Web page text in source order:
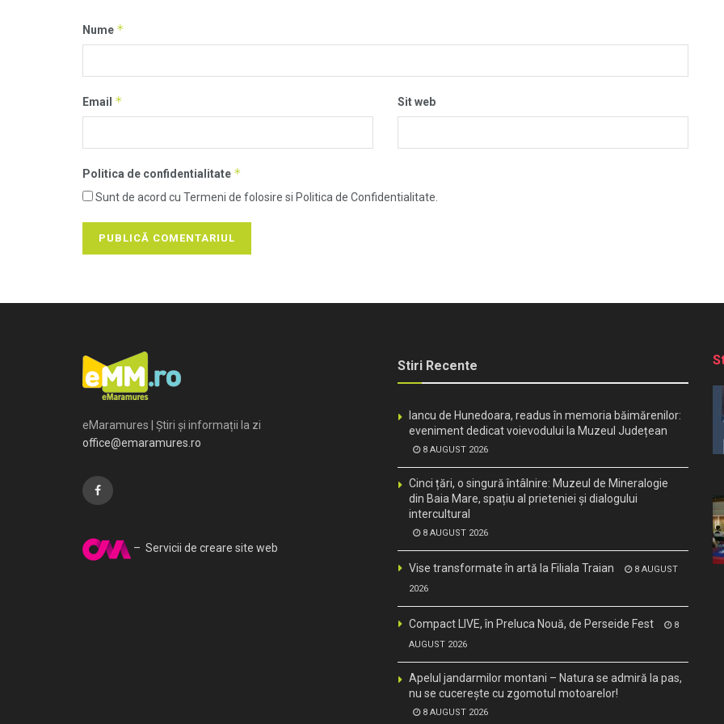
Nume *
Email * Sit web
Politica de confidentialitate *
Sunt de acord cu Termeni de folosire si Politica de Confidentialitate.
eMaramures | Știri și informații la zi
office@emaramures.ro
– Servicii de creare site web
Stiri Recente
Iancu de Hunedoara, readus în memoria băimărenilor:
eveniment dedicat voievodului la Muzeul Județean
8 AUGUST 2026
Cinci țări, o singură întâlnire: Muzeul de Mineralogie
din Baia Mare, spațiu al prieteniei și dialogului
intercultural
8 AUGUST 2026
Vise transformate în artă la Filiala Traian
8 AUGUST
2026
Compact LIVE, în Preluca Nouă, de Perseide Fest
8
AUGUST 2026
Apelul jandarmilor montani – Natura se admiră la pas,
nu se cucerește cu zgomotul motoarelor!
8 AUGUST 2026